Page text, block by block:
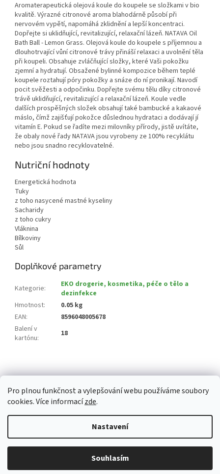
Pro plnou funkčnost a vylepšování webu používáme soubory
cookies. Více informacízde.
Nastavení
Souhlasím
Z důvodu zvýšeného množství objednávek může být dodací doba 3-5
Aromaterapeutická olejová koule do koupele se složkami v bio
kvalitě. Výrazné citronové aroma blahodárně působí při
nervovém vypětí, napomáhá zklidnění a lepší koncentraci.
Dopřejte si uklidňující, revitalizující, relaxační lázeň. NATAVA Oil
Bath Ball - Lemon Grass. Olejová koule do koupele s příjemnou a
dlouhotrvající vůní citronové trávy přináší relaxaci a uvolnění těla
při koupeli. Obsahuje zvláčňující složky, které Vaši pokožku
zjemní a hydratují. Obsažené bylinné kompozice během teplé
koupele roztahují póry pokožky a snáze do ní pronikají. Navodí
pocit svěžesti a odpočinku. Dopřejte svému tělu díky citronové
trávě uklidňující, revitalizující a relaxační lázeň. Koule vedle
dalších prospěšných složek obsahují také bambucké a kakaové
máslo, čímž zajišťují pokožce důslednou hydrataci a dodávají jí
vitamín E. Pokud se řadíte mezi milovníky přírody, jistě uvítáte,
že obaly nové řady NATAVA jsou vyrobeny ze 100% recyklátu
nebo jsou snadno recyklovatelné.
Nutriční hodnoty
Energetická hodnota
Tuky
z toho nasycené mastné kyseliny
Sacharidy
z toho cukry
Vláknina
Bílkoviny
Sůl
Doplňkové parametry
Kategorie:
EKO drogerie, kosmetika, péče o tělo a
dezinfekce
Hmotnost:
0.05 kg
EAN:
8596048005678
Balení v
kartónu: 18
á
Copyright 2026Whitemarket.cz. Všechna práva vyhrazena.Upravit
nastavení cookies